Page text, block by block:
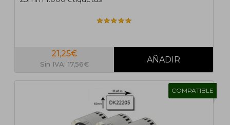
21,25€
Sin IVA: 17,56€
COMPATIBLE